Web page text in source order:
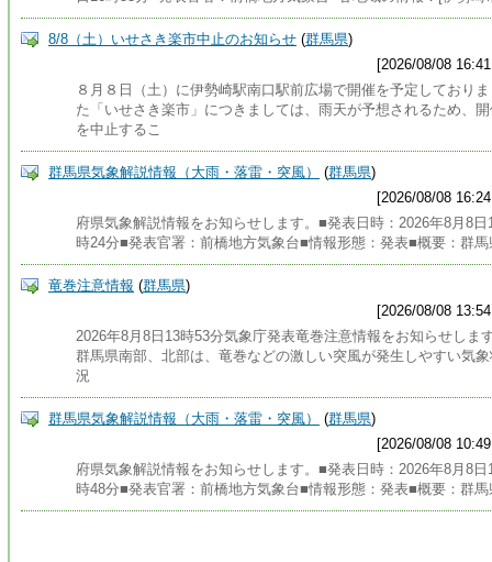
8/8（土）いせさき楽市中止のお知らせ (群馬県)
[2026/08/08
８月８日（土）に伊勢崎駅南口駅前広場で開催を予定しており
た「いせさき楽市」につきましては、雨天が予想されるため、
を中止するこ
群馬県気象解説情報（大雨・落雷・突風） (群馬県)
[2026/08/08
府県気象解説情報をお知らせします。■発表日時：2026年8月8日
時24分■発表官署：前橋地方気象台■情報形態：発表■概要：群馬
竜巻注意情報 (群馬県)
[2026/08/08
2026年8月8日13時53分気象庁発表竜巻注意情報をお知らせしま
群馬県南部、北部は、竜巻などの激しい突風が発生しやすい気
況
群馬県気象解説情報（大雨・落雷・突風） (群馬県)
[2026/08/08
府県気象解説情報をお知らせします。■発表日時：2026年8月8日
時48分■発表官署：前橋地方気象台■情報形態：発表■概要：群馬